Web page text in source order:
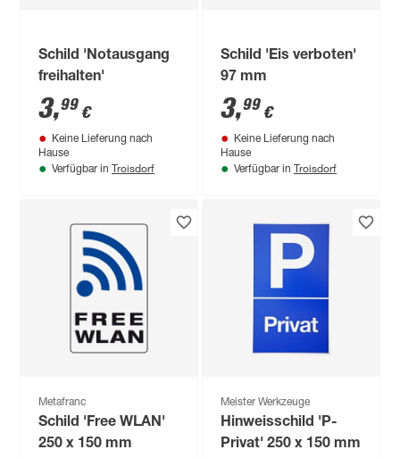
Schild 'Notausgang
freihalten'
3,99 €
Keine Lieferung nach
Hause
Verfügbar in Troisdorf
Schild 'Eis verboten'
97 mm
3,99 €
Keine Lieferung nach
Hause
Verfügbar in Troisdorf
Metafranc
Schild 'Free WLAN'
250 x 150 mm
Meister Werkzeuge
Hinweisschild 'P-
Privat' 250 x 150 mm